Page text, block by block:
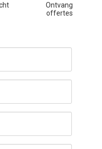
Ontvang
offertes